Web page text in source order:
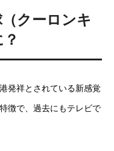
クーロンキ
発祥とされている新感覚
徴で、過去にもテレビで